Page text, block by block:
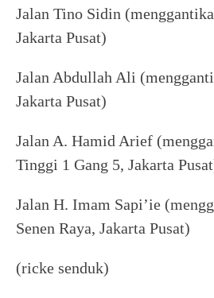
Jalan Tino Sidin
Jakarta Pusat)
Jalan Abdullah Ali
Jakarta Pusat)
Jalan A. Hamid Arief
Tinggi 1 Gang 5, Jakarta
Jalan H. Imam Sapi’ie
Senen Raya, Jakarta Pusat)
(ricke senduk)